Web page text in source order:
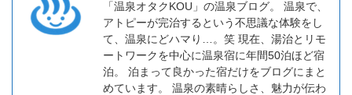
「温泉オタクKOU」の温泉ブログ。 温泉で、
アトピーが完治するという不思議な体験をし
て、温泉にどハマり…。笑 現在、湯治とリモ
ートワークを中心に温泉宿に年間50泊ほど宿
泊。 泊まって良かった宿だけをブログにまと
めています。 温泉の素晴らしさ、魅力が伝わ